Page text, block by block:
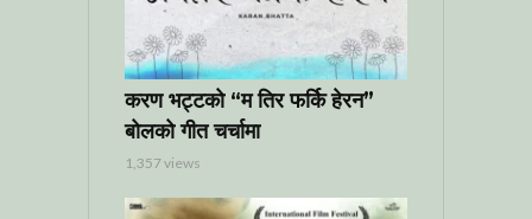
करण भट्टको “म तिर फर्कि हेरन”
बोलको गीत चर्चामा
1,357 views